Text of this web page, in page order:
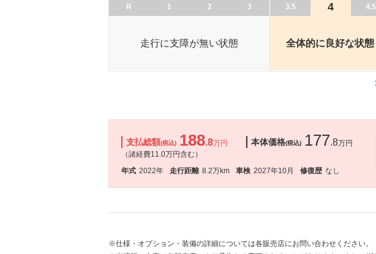
R 1 2 3 3.5 4 4.5
走行に支障が無い状態 全体的に良好な状態
支払総額(税込) 188.8万円
（諸経費11.0万円含む）
本体価格(税込) 177.8万円
年式 2022年 走行距離 8.2万km 車検 2027年10月 修復歴 なし
※仕様・オプション・装備の詳細については各販売店にお問い合わせください。